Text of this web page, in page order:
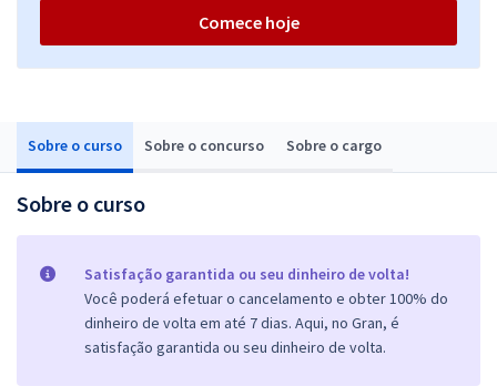
Sobre o curso Sobre o concurso Sobre o cargo
Sobre o curso
Satisfação garantida ou seu dinheiro de volta!
Você poderá efetuar o cancelamento e obter 100% do
dinheiro de volta em até 7 dias. Aqui, no Gran, é
satisfação garantida ou seu dinheiro de volta.
Comece hoje